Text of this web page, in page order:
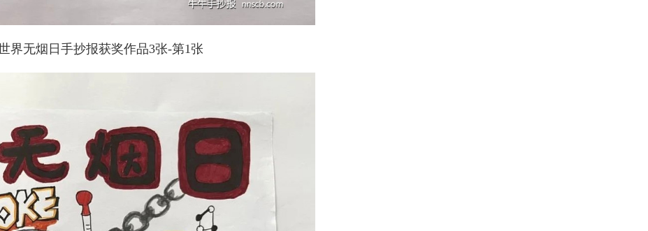
界无烟日手抄报获奖作品3张-第1张